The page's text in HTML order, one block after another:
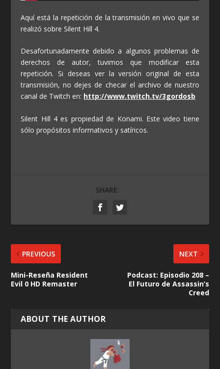
Aquí está la repetición de la transmisión en vivo que se
realizó sobre Silent Hill 4.
Desafortunadamente debido a algunos problemas de
derechos de autor, tuvimos que modificar esta
repetición. Si deseas ver la versión original de esta
transmisión, no dejes de checar el archivo de nuestro
canal de Twitch en: http://www.twitch.tv/3gordosb
Silent Hill 4 es propiedad de Konami. Este video tiene
sólo propósitos informativos y satíricos.
SHARE:
PREVIOUS
Mini-Reseña Resident
Evil 0 HD Remaster
NEXT
Podcast: Episodio 208 –
El Futuro de Assassin’s
Creed
ABOUT THE AUTHOR